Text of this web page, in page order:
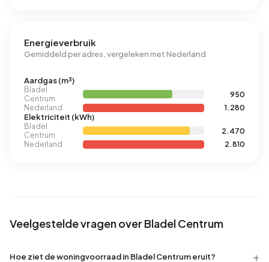
Energieverbruik
Gemiddeld per adres, vergeleken met Nederland
Aardgas (m³)
Bladel
Centrum
950
Nederland
1.280
Elektriciteit (kWh)
Bladel
Centrum
2.470
Nederland
2.810
Veelgestelde vragen over Bladel Centrum
Hoe ziet de woningvoorraad in Bladel Centrum eruit?